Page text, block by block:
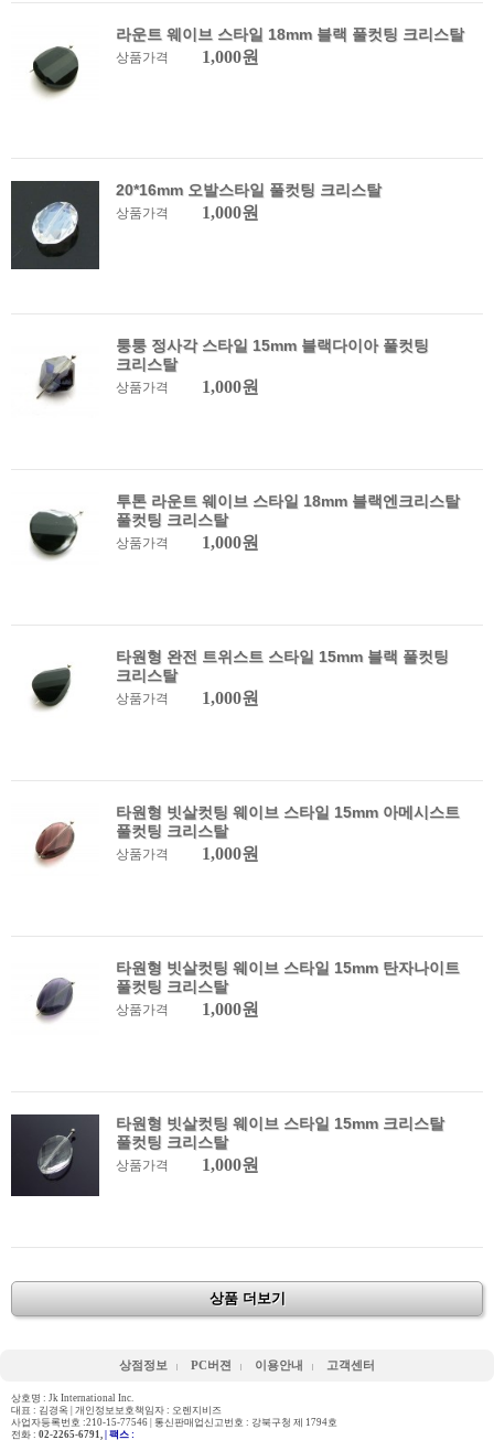
라운트 웨이브 스타일 18mm 블랙 풀컷팅 크리스탈
상품가격 1,000원
20*16mm 오발스타일 풀컷팅 크리스탈
상품가격 1,000원
퉁퉁 정사각 스타일 15mm 블랙다이아 풀컷팅
크리스탈
상품가격 1,000원
투톤 라운트 웨이브 스타일 18mm 블랙엔크리스탈
풀컷팅 크리스탈
상품가격 1,000원
타원형 완전 트위스트 스타일 15mm 블랙 풀컷팅
크리스탈
상품가격 1,000원
타원형 빗살컷팅 웨이브 스타일 15mm 아메시스트
풀컷팅 크리스탈
상품가격 1,000원
타원형 빗살컷팅 웨이브 스타일 15mm 탄자나이트
풀컷팅 크리스탈
상품가격 1,000원
타원형 빗살컷팅 웨이브 스타일 15mm 크리스탈
풀컷팅 크리스탈
상품가격 1,000원
상품 더보기
상점정보 PC버젼 이용안내 고객센터
상호명 : Jk International Inc.
대표 : 김경옥 | 개인정보보호책임자 : 오렌지비즈
사업자등록번호 :210-15-77546 | 통신판매업신고번호 : 강북구청 제 1794호
전화 : 02-2265-6791, | 팩스 :